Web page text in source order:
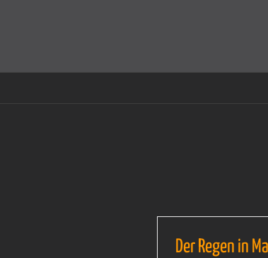
Der Regen in
Cookies helfen auf auf dieser Seite bei der